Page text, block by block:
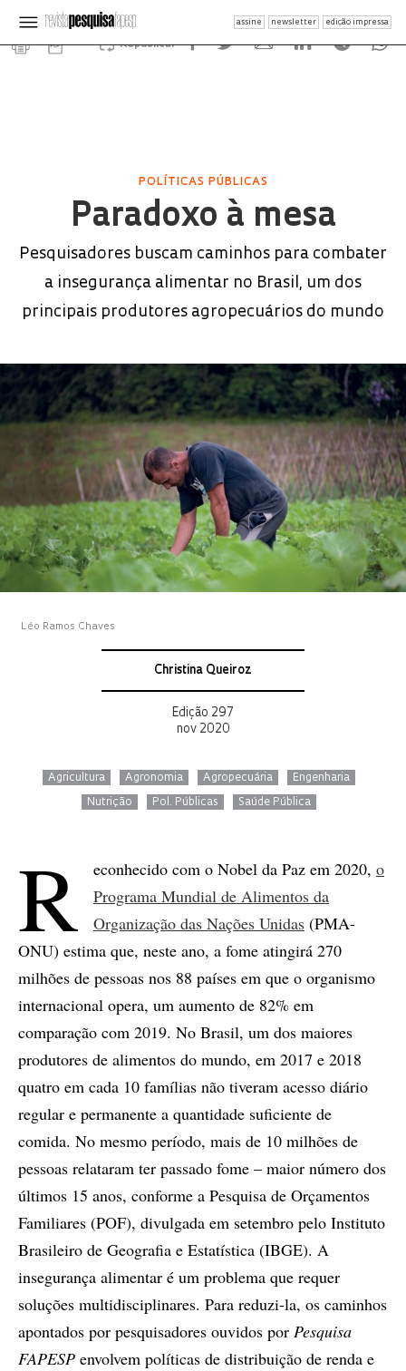
assine newsletter edição impressa
Republicar
POLÍTICAS PÚBLICAS
Paradoxo à mesa
Pesquisadores buscam caminhos para combater
a insegurança alimentar no Brasil, um dos
principais produtores agropecuários do mundo
Léo Ramos Chaves
Christina Queiroz
Edição 297
nov 2020
Agricultura Agronomia Agropecuária Engenharia
Nutrição Pol. Públicas Saúde Pública
R econhecido com o Nobel da Paz em 2020, o
Programa Mundial de Alimentos da
Organização das Nações Unidas (PMA-
ONU) estima que, neste ano, a fome atingirá 270
milhões de pessoas nos 88 países em que o organismo
internacional opera, um aumento de 82% em
comparação com 2019. No Brasil, um dos maiores
produtores de alimentos do mundo, em 2017 e 2018
quatro em cada 10 famílias não tiveram acesso diário
regular e permanente a quantidade suficiente de
comida. No mesmo período, mais de 10 milhões de
pessoas relataram ter passado fome – maior número dos
últimos 15 anos, conforme a Pesquisa de Orçamentos
Familiares (POF), divulgada em setembro pelo Instituto
Brasileiro de Geografia e Estatística (IBGE). A
insegurança alimentar é um problema que requer
soluções multidisciplinares. Para reduzi-la, os caminhos
apontados por pesquisadores ouvidos por Pesquisa
FAPESP envolvem políticas de distribuição de renda e